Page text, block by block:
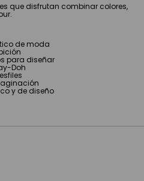
que disfrutan combinar colores,
de moda
para diseñar
Doh
y de diseño